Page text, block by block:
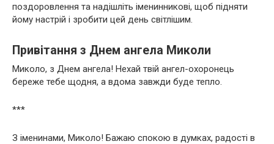
поздоровлення та надішліть іменинникові, щоб підняти
йому настрій і зробити цей день світлішим.
Привітання з Днем ангела Миколи
Миколо, з Днем ангела! Нехай твій ангел-охоронець
бережe тебе щодня, а вдома завжди буде тепло.
***
З іменинами, Миколо! Бажаю спокою в думках, радості в